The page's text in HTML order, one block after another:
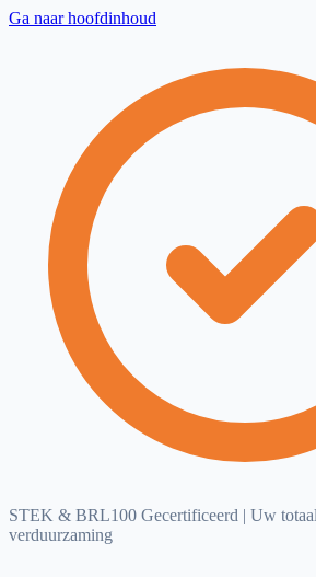
Ga naar hoofdinhoud
STEK & BRL100 Gecertificeerd | Uw
verduurzaming